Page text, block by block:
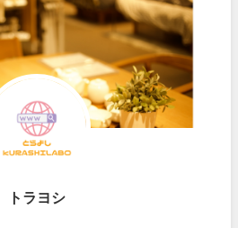
トラヨシ